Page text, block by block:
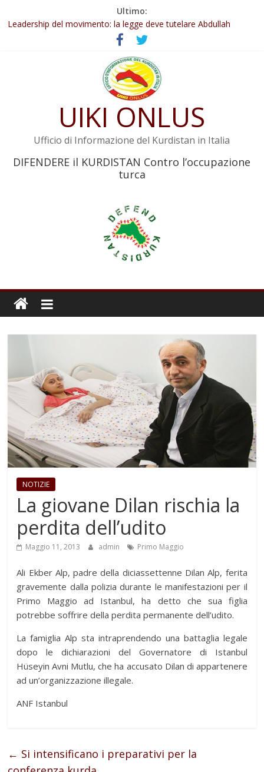
Ultimo:
Abdullah Öcalan: Le legge negativa deve essere trasformata in
legge positiva
Leadership del movimento: la legge deve tutelare Abdullah
Commissione donne del KNK: Şengal è di nuovo sotto minaccia
Non tenere conto della situazione di Rêber Apo ostacolerebbe
Il KNK chiede un’azione internazionale contro i crimini di guerra
UIKI ONLUS
Ufficio di Informazione del Kurdistan in Italia
DIFENDERE il KURDISTAN Contro l’occupazione
turca
NOTIZIE
La giovane Dilan rischia la
perdita dell’udito
Maggio 11, 2013 admin Primo Maggio
Ali Ekber Alp, padre della diciassettenne Dilan Alp, ferita
gravemente dalla polizia durante le manifestazioni per il
Primo Maggio ad Istanbul, ha detto che sua figlia
potrebbe soffrire della perdita permanente dell’udito.
La famiglia Alp sta intraprendendo una battaglia legale
dopo le dichiarazioni del Governatore di Istanbul
Hüseyin Avni Mutlu, che ha accusato Dilan di appartenere
ad un’organizzazione illegale.
ANF Istanbul
← Si intensificano i preparativi per la